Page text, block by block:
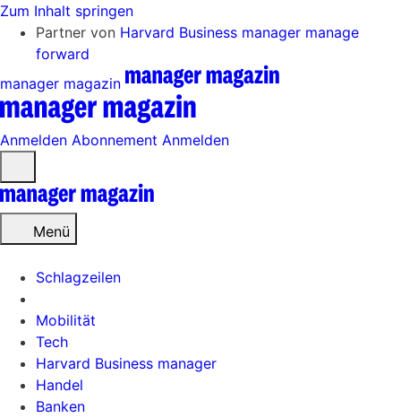
Zum Inhalt springen
Partner von Harvard Business manager manage
forward
manager magazin
Anmelden Abonnement Anmelden
öffnen
Menü
Schlagzeilen
Mobilität
Tech
Harvard Business manager
Handel
Banken